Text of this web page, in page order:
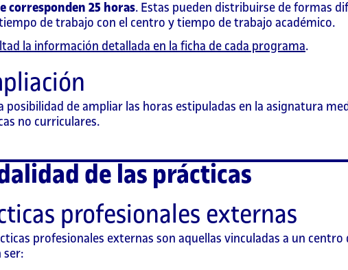
le corresponden 25 horas. Estas pueden distribuirse de formas
de trabajo con el centro y tiempo de trabajo académico.
la información detallada en la ficha de cada programa.
posibilidad de ampliar las horas estipuladas en la asignatura
no curriculares.
de las prácticas
profesionales externas
profesionales externas son aquellas vinculadas a un
ser: